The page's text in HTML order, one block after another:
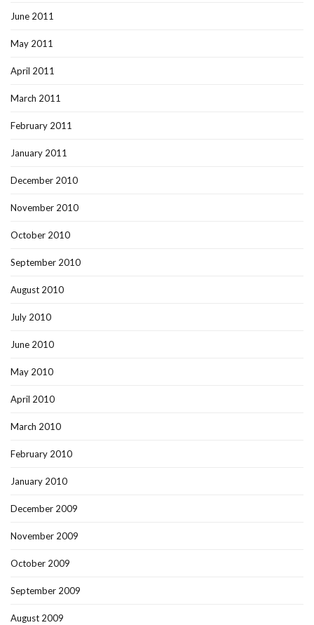
June 2011
May 2011
April 2011
March 2011
February 2011
January 2011
December 2010
November 2010
October 2010
September 2010
August 2010
July 2010
June 2010
May 2010
April 2010
March 2010
February 2010
January 2010
December 2009
November 2009
October 2009
September 2009
August 2009